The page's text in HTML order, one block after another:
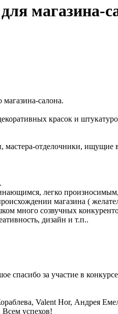
магазина-
салона.
красок и
мастера-отделочники,
легко
магазина (
много созвучных
дизайн и т.п..
спасибо за участие в
Valent Hor, Андрея
успехов!